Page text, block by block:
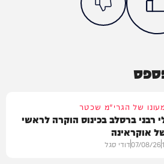
של הגרי"מ שכטר
רבני ברסלב בכינוס הוקרה לראשי
אוקראינה
07/08/26דודי סגל